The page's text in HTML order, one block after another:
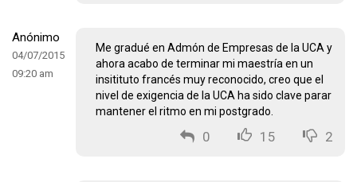
Anónimo
04/07/2015
09:20 am
Me gradué en Admón de Empresas de la UCA y
ahora acabo de terminar mi maestría en un
insitituto francés muy reconocido, creo que el
nivel de exigencia de la UCA ha sido clave parar
mantener el ritmo en mi postgrado.
0 15 2